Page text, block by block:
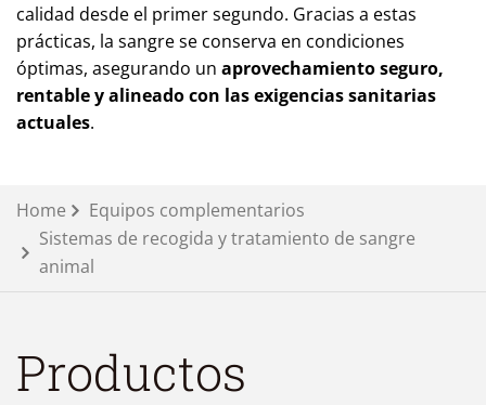
calidad desde el primer segundo. Gracias a estas
prácticas, la sangre se conserva en condiciones
óptimas, asegurando un aprovechamiento seguro,
rentable y alineado con las exigencias sanitarias
actuales.
Home
Equipos complementarios
Sistemas de recogida y tratamiento de sangre
animal
Productos